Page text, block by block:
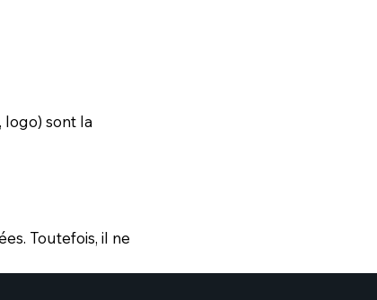
logo) sont la
Toutefois, il ne